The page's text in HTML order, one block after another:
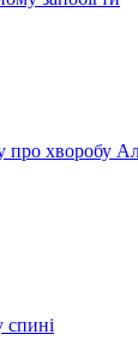
хворобу
спині